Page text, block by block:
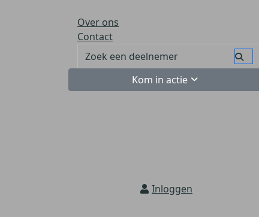
Over ons
Contact
Kom in actie
Inloggen